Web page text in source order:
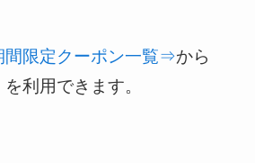
間限定クーポン一覧⇒から
利用できます。